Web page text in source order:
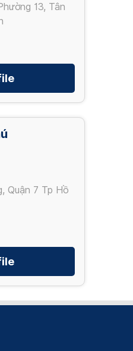
13, Tân
Quận 7 Tp Hồ